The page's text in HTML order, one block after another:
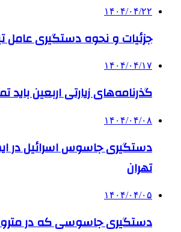
۱۴۰۴/۰۴/۲۲
جزئیات و نحوه دستگیری عامل
۱۴۰۴/۰۴/۱۷
گذرنامه‌های زیارتی اربعین باید
۱۴۰۴/۰۴/۰۸
دستگیری جاسوس اسرائیل در
تهران
۱۴۰۴/۰۴/۰۵
دستگیری جاسوسی که در مترو